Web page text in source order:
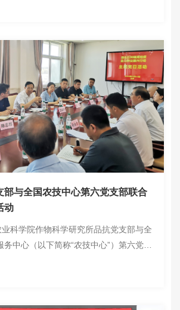
南省农业科学院党委书记、中...
部与全国农技中心第六党支部联合
动
科学院作物科学研究所品抗党支部与全
中心（以下简称“农技中心”）第六党支
种隔离检疫 助力种业振兴行动”主题党日
视组组长王福祥出席...